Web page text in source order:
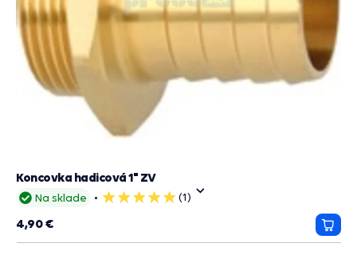
Na sklade
5
(1)
Koncovka hadicová 1" ZV
4,90 €
do